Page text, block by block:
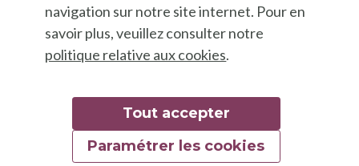
navigation sur notre site internet. Pour en
savoir plus, veuillez consulter notre
politique relative aux cookies.
Tout accepter
Paramétrer les cookies
© 2026 Good Food